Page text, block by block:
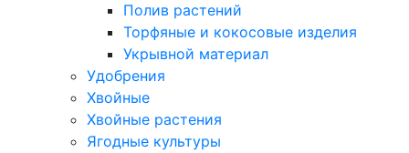
Полив растений
Торфяные и кокосовые изделия
Укрывной материал
Удобрения
Хвойные
Хвойные растения
Ягодные культуры